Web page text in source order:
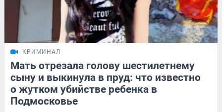
КРИМИНАЛ
Мать отрезала голову шестилетнему
сыну и выкинула в пруд: что известно
о жутком убийстве ребенка в
Подмосковье